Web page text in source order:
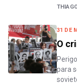
31 DE
O
para